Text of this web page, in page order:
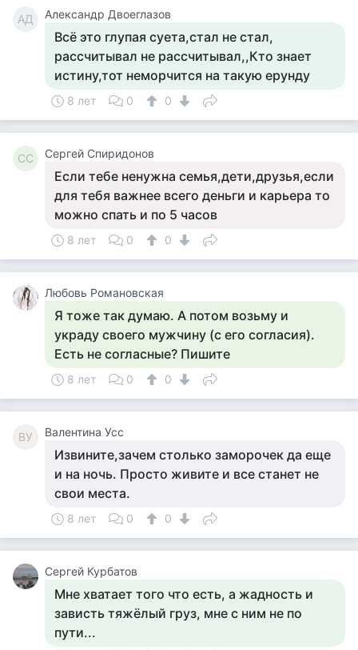
АД Александр Двоеглазов
Всё это глупая суета,стал не стал,
рассчитывал не рассчитывал,,Кто знает
истину,тот неморчится на такую ерунду
8 лет 0 0
СС Сергей Спиридонов
Если тебе ненужна семья,дети,друзья,если
для тебя важнее всего деньги и карьера то
можно спать и по 5 часов
8 лет 0 0
Любовь Романовская
Я тоже так думаю. А потом возьму и
украду своего мужчину (с его согласия).
Есть не согласные? Пишите
8 лет 0 0
ВУ Валентина Усс
Извините,зачем столько заморочек да еще
и на ночь. Просто живите и все станет не
свои места.
8 лет 0 0
Сергей Курбатов
Мне хватает того что есть, а жадность и
зависть тяжёлый груз, мне с ним не по
пути...